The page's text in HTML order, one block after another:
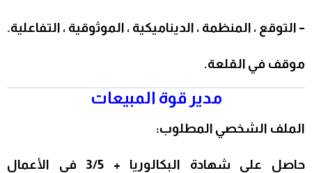
– التوقع ، المنظمة ، الديناميكية ، الموثوقية ، التفاعلية.
موقف في القلعة.
مدير قوة المبيعات
الملف الشخصي المطلوب:
حاصل على شهادة البكالوريا + 3/5 في الأعمال